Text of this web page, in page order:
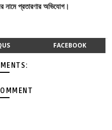
নামে প্রতারণার অভিযোগ।
FACEBOOK